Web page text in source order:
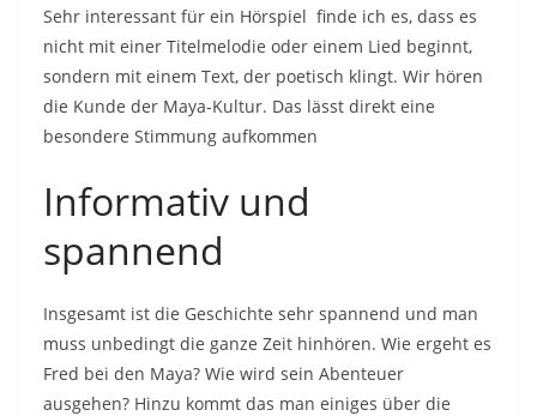
Sehr interessant für ein Hörspiel finde ich es, dass es
nicht mit einer Titelmelodie oder einem Lied beginnt,
sondern mit einem Text, der poetisch klingt. Wir hören
die Kunde der Maya-Kultur. Das lässt direkt eine
besondere Stimmung aufkommen
Informativ und
spannend
Insgesamt ist die Geschichte sehr spannend und man
muss unbedingt die ganze Zeit hinhören. Wie ergeht es
Fred bei den Maya? Wie wird sein Abenteuer
ausgehen? Hinzu kommt das man einiges über die